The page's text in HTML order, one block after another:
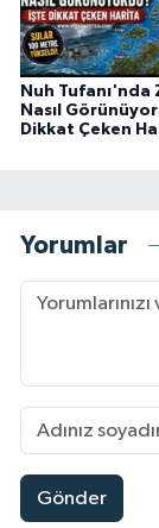
Nuh
Nasıl
Dikkat Çeken
Yorumlar
Gönder